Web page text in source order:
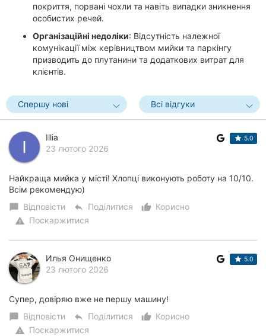
покриття, порвані чохли та навіть випадки зникнення
особистих речей.
Організаційні недоліки: Відсутність належної
комунікації між керівництвом мийки та паркінгу
призводить до плутанини та додаткових витрат для
клієнтів.
Спершу нові Всі відгуки
Illia
23 лютого 2026
5.0
Найкраща мийка у місті! Хлопці виконують роботу на 10/10.
Всім рекомендую)
chat_bubble Відповісти reply Поділитися thumb_up_alt
Корисно
warning Поскаржитися
Илья Онищенко
23 лютого 2026
5.0
Супер, довіряю вже не першу машину!
chat_bubble Відповісти reply Поділитися thumb_up_alt
Корисно
warning Поскаржитися